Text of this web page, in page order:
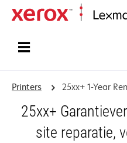
Printers 25xx+ 1-Year
25xx+
site reparatie,